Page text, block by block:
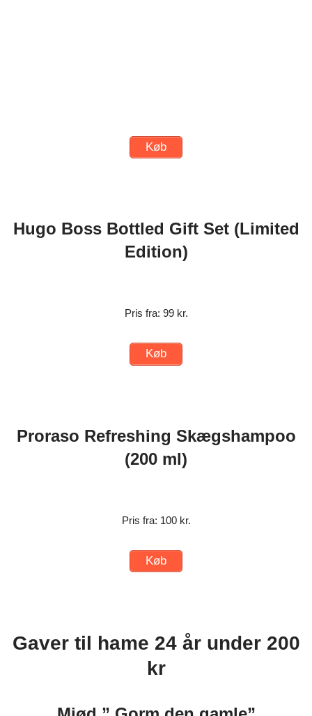
Køb
Hugo Boss Bottled Gift Set (Limited
Edition)
Pris fra: 99 kr.
Køb
Proraso Refreshing Skægshampoo
(200 ml)
Pris fra: 100 kr.
Køb
Gaver til hame 24 år under 200
kr